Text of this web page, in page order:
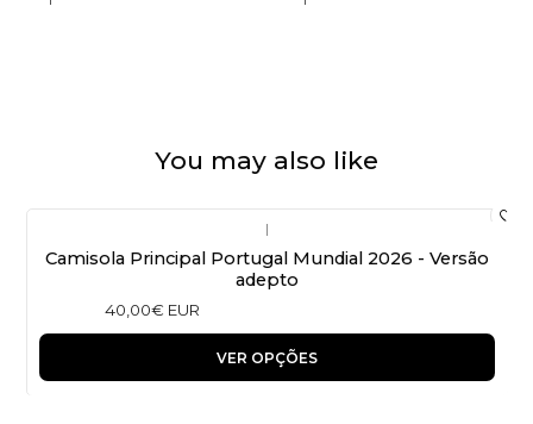
You may also like
Camisola Principal Portugal Mundial 2026 - Versão
adepto
40,00€ EUR
VER OPÇÕES